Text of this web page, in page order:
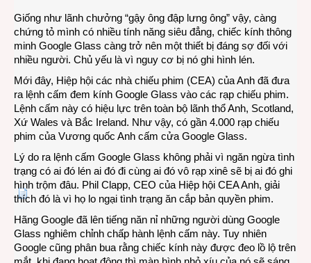
Giống như lãnh chưởng “gậy ông đập lưng ông” vậy, càng
chứng tỏ mình có nhiều tính năng siêu đẳng, chiếc kính thông
minh Google Glass càng trở nên một thiết bị đáng sợ đối với
nhiều người. Chủ yếu là vì nguy cơ bị nó ghi hình lén.
Mới đây, Hiệp hội các nhà chiếu phim (CEA) của Anh đã đưa
ra lệnh cấm đem kính Google Glass vào các rạp chiếu phim.
Lệnh cấm này có hiệu lực trên toàn bộ lãnh thổ Anh, Scotland,
Xứ Wales và Bắc Ireland. Như vậy, có gần 4.000 rạp chiếu
phim của Vương quốc Anh cấm cửa Google Glass.
Lý do ra lệnh cấm Google Glass không phải vì ngăn ngừa tình
trạng có ai đó lén ai đó đi cùng ai đó vô rạp xinê sẽ bị ai đó ghi
hình trộm đâu. Phil Clapp, CEO của Hiệp hội CEA Anh, giải
thích đó là vì họ lo ngại tình trạng ăn cắp bản quyền phim.
Hãng Google đã lên tiếng năn nỉ những người dùng Google
Glass nghiêm chỉnh chấp hành lệnh cấm này. Tuy nhiên
Google cũng phân bua rằng chiếc kính này được đeo lồ lộ trên